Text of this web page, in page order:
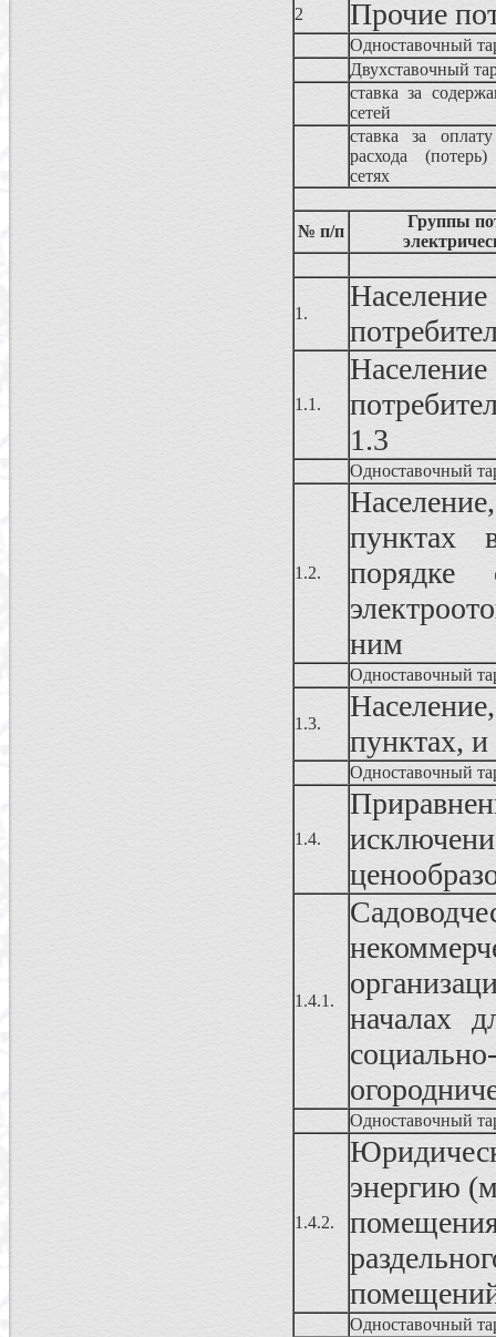
2 Прочие
Одноставочный
Двухставочный
ставка за
сетей
ставка за оплату
расхода
сетях
№ п/п
Группы
1.
1.1.
1.3
Одноставочный
1.2.
пунктах
порядке
ним
Одноставочный
1.3.
пунктах,
Одноставочный
1.4.
1.4.1.
началах
Одноставочный
1.4.2.
энергию
Одноставочный